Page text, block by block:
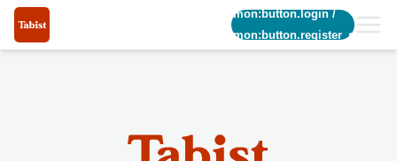
common:button.login/
common:button.register_short